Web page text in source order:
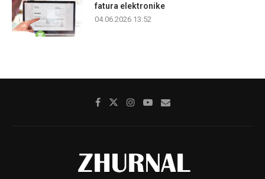
fatura elektronike
04.06.2026 13:52